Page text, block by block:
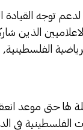
توجه القيادة
الذين
لها حتى موعد
في